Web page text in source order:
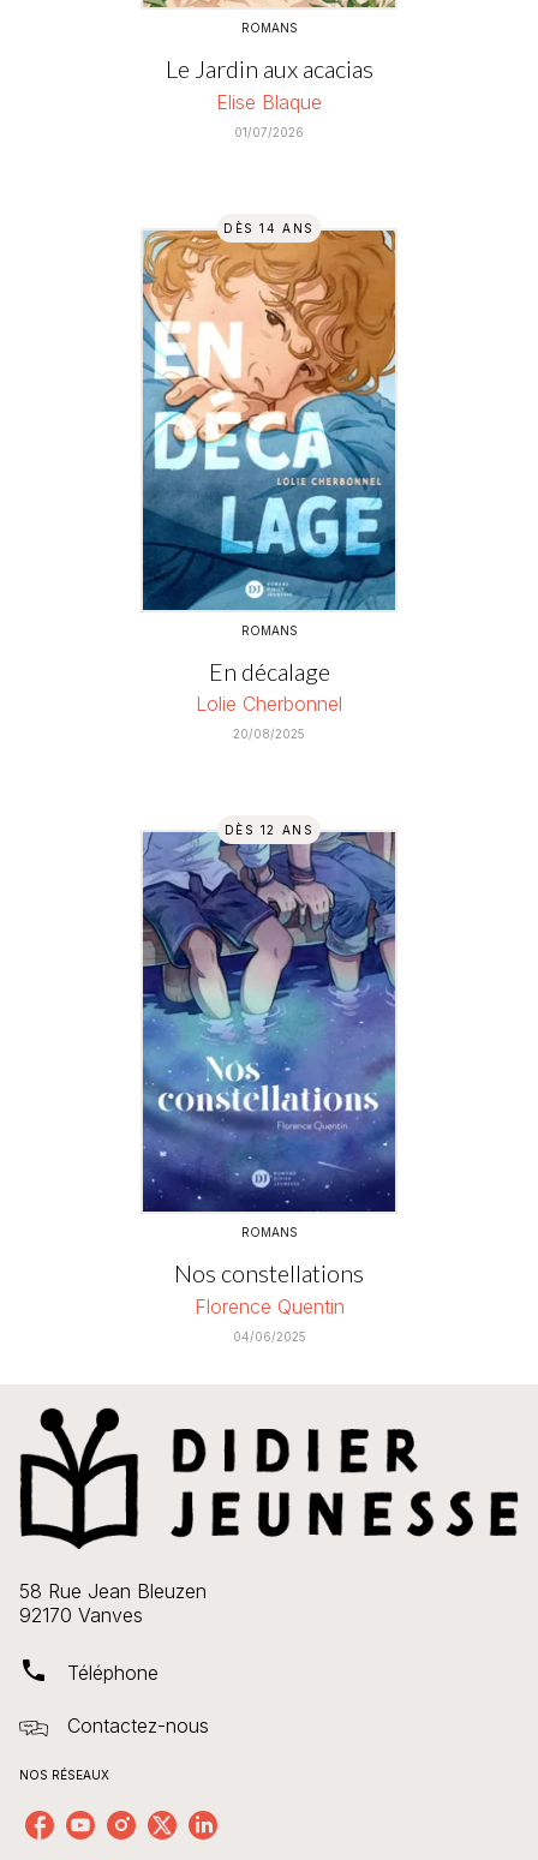
ROMANS
Le Jardin aux acacias
Elise Blaque
01/07/2026
DÈS 14 ANS
ROMANS
En décalage
Lolie Cherbonnel
20/08/2025
DÈS 12 ANS
ROMANS
Nos constellations
Florence Quentin
04/06/2025
58 Rue Jean Bleuzen
92170 Vanves
phone Téléphone
Contactez-nous
NOS RÉSEAUX